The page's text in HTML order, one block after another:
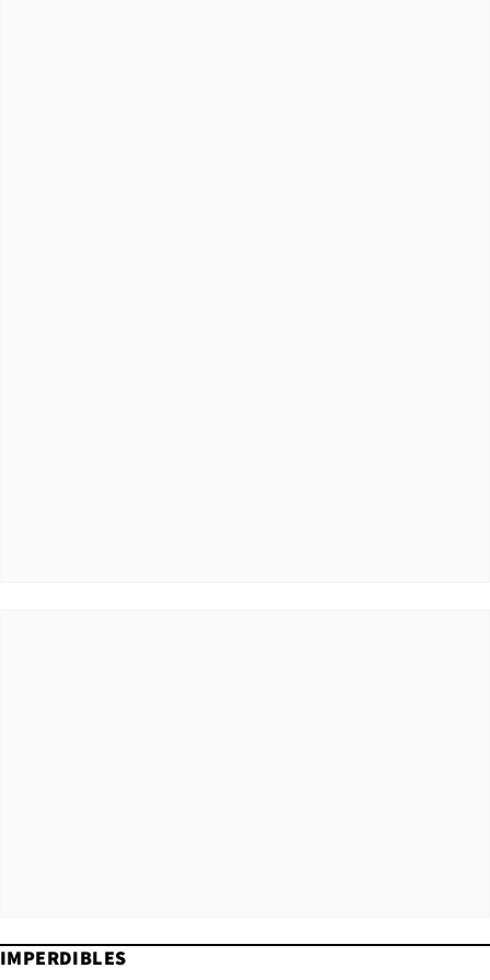
IMPERDIBLES